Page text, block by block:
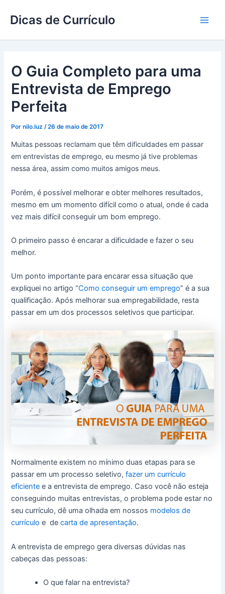
para
conteúdo
Dicas de Currículo
O Guia Completo para uma
Entrevista de Emprego
Perfeita
Pornilo.luz /26 de maio de 2017
Muitas pessoas reclamam que têm dificuldades em passar
em entrevistas de emprego, eu mesmo já tive problemas
nessa área, assim como muitos amigos meus.
Porém, é possível melhorar e obter melhores resultados,
mesmo em um momento difícil como o atual, onde é cada
vez mais difícil conseguir um bom emprego.
O primeiro passo é encarar a dificuldade e fazer o seu
melhor.
Um ponto importante para encarar essa situação que
expliquei no artigo “Como conseguir um emprego” é a sua
qualificação. Após melhorar sua empregabilidade, resta
passar em um dos processos seletivos que participar.
Normalmente existem no mínimo duas etapas para se
passar em um processo seletivo,fazer um currículo
eficiente e a entrevista de emprego. Caso você não esteja
conseguindo muitas entrevistas, o problema pode estar no
seu currículo, dê uma olhada em nossos modelos de
currículo e decarta de apresentação.
A entrevista de emprego gera diversas dúvidas nas
cabeças das pessoas:
O que falar na entrevista?